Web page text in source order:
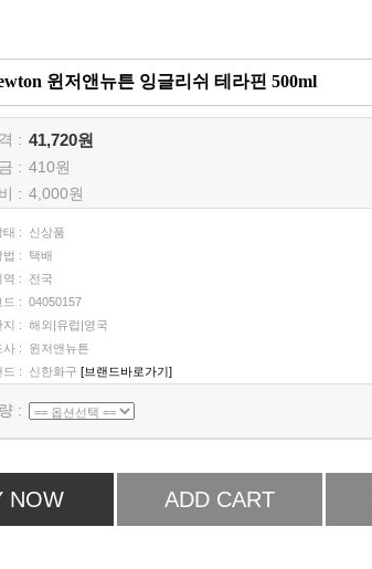
윈저앤뉴튼 잉글리쉬 테라핀 500ml
: 41,720원
: 410원
: 4,000원
태 :
신상품
법 :
택배
역 :
전국
드 : 04050157
지 : 해외|유럽|영국
사 :
윈저앤뉴튼
드 :
신한화구 [브랜드바로가기]
:
NOW ADD CART